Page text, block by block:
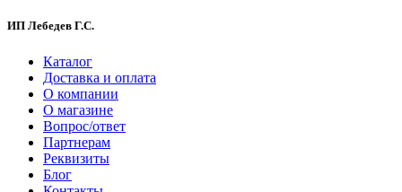
ИП Лебедев Г.С.
Каталог
Доставка и оплата
О компании
О магазине
Вопрос/ответ
Партнерам
Реквизиты
Блог